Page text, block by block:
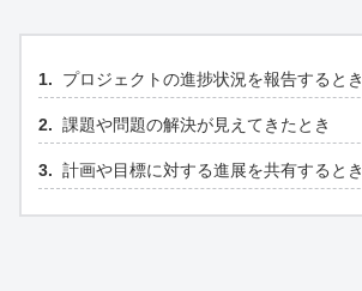
プロジェクトの進捗状況を報告するとき
課題や問題の解決が見えてきたとき
計画や目標に対する進展を共有するとき